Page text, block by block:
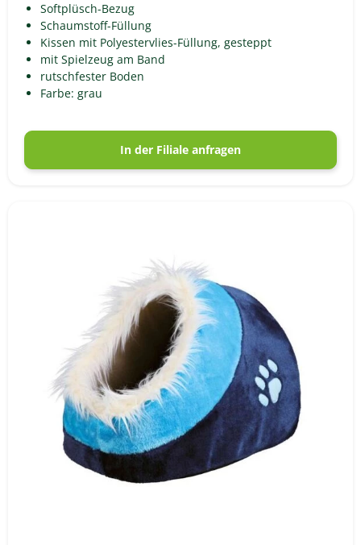
Softplüsch-Bezug
Schaumstoff-Füllung
Kissen mit Polyestervlies-Füllung, gesteppt
mit Spielzeug am Band
rutschfester Boden
Farbe: grau
In der Filiale anfragen